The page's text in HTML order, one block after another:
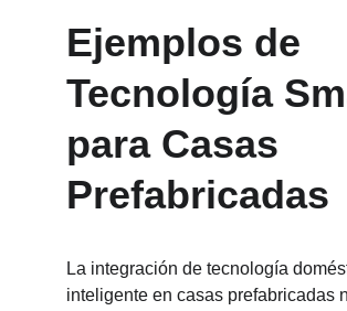
Ejemplos de
Tecnología
para Casas
Prefabricadas
La integración de tecnología
inteligente en casas prefabricadas